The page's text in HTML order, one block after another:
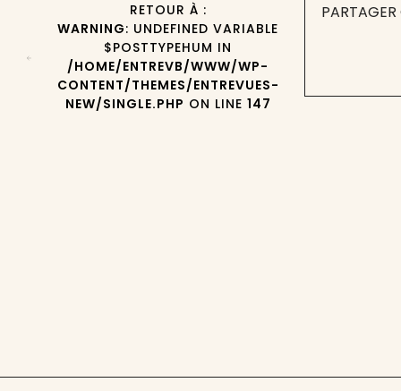
RETOUR À :
WARNING: UNDEFINED VARIABLE
$POSTTYPEHUM IN
/HOME/ENTREVB/WWW/WP-
CONTENT/THEMES/ENTREVUES-
NEW/SINGLE.PHP ON LINE 147